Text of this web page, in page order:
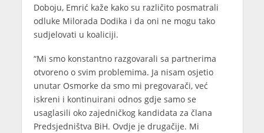
Doboju, Emrić kaže kako su različito posmatrali
odluke Milorada Dodika i da oni ne mogu tako
sudjelovati u koaliciji.
“Mi smo konstantno razgovarali sa partnerima
otvoreno o svim problemima. Ja nisam osjetio
unutar Osmorke da smo mi pregovarači, već
iskreni i kontinuirani odnos gdje samo se
usaglasili oko zajedničkog kandidata za člana
Predsjedništva BiH. Ovdje je drugačije. Mi